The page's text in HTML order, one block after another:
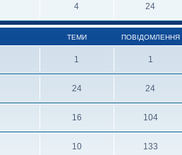
4 24
ТЕМИ ПОВІДОМЛЕННЯ
1 1
24 24
16 104
10 133